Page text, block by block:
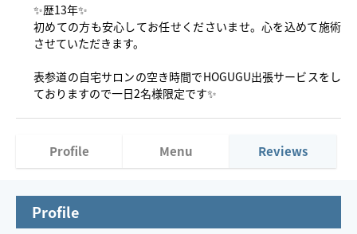
✨歴13年✨
初めての方も安心してお任せくださいませ。心を込めて施術
させていただきます。
表参道の自宅サロンの空き時間でHOGUGU出張サービスをし
ておりますので一日2名様限定です✨
Profile Menu Reviews
Profile